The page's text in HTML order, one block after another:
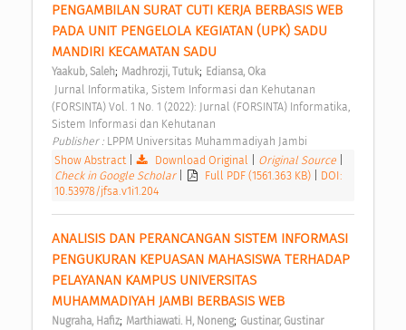
PENGAMBILAN SURAT CUTI KERJA BERBASIS WEB
PADA UNIT PENGELOLA KEGIATAN (UPK) SADU
MANDIRI KECAMATAN SADU
Yaakub, Saleh; Madhrozji, Tutuk; Ediansa, Oka
(FORSINTA) Vol. 1 No. 1 (2022): Jurnal (FORSINTA) Informatika,
Sistem Informasi dan Kehutanan
Publisher : LPPM Universitas Muhammadiyah Jambi
Show Abstract| Download Original Original Source
Check in Google Scholar
Full PDF (1561.363 KB)
DOI:
10.53978/jfsa.v1i1.204
ANALISIS DAN PERANCANGAN SISTEM INFORMASI
PENGUKURAN KEPUASAN MAHASISWA TERHADAP
PELAYANAN KAMPUS UNIVERSITAS
MUHAMMADIYAH JAMBI BERBASIS WEB
Nugraha, Hafiz; Marthiawati. H, Noneng; Gustinar, Gustinar